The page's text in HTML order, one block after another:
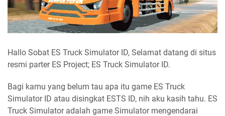
Hallo Sobat ES Truck Simulator ID, Selamat datang di situs
resmi parter ES Project; ES Truck Simulator ID.
Bagi kamu yang belum tau apa itu game ES Truck
Simulator ID atau disingkat ESTS ID, nih aku kasih tahu. ES
Truck Simulator adalah game Simulator mengendarai